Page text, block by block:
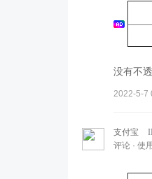
没有不
2022-5-7
支付宝
评论 · 使